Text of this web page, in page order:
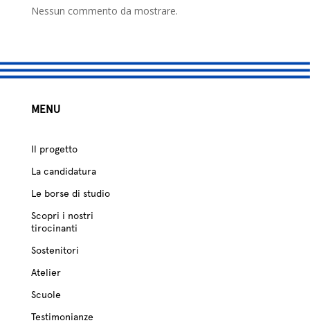
Sostenitori
Scuole
Nessun commento da mostrare.
MENU
Il progetto
La candidatura
Le borse di studio
Scopri i nostri
tirocinanti
Sostenitori
Atelier
Scuole
Testimonianze